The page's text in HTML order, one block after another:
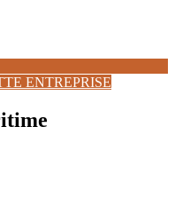
ENTREPRISE